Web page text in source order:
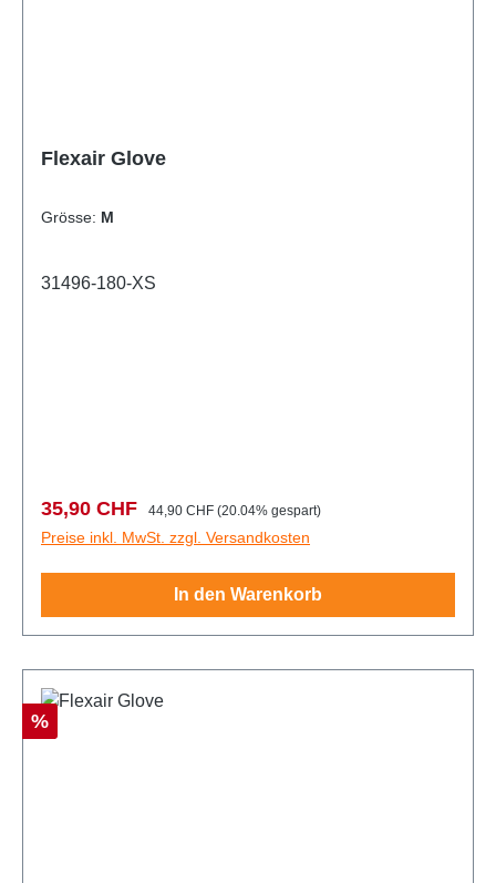
Flexair Glove
Grösse: M
31496-180-XS
Verkaufspreis:
35,90 CHF Regulärer Preis:
44,90 CHF (20.04% gespart)
Preise inkl. MwSt. zzgl. Versandkosten
In den Warenkorb
Rabatt
%